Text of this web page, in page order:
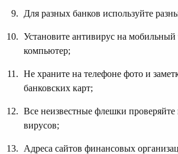
Для разных банков используйте
Установите антивирус на мобильный
компьютер;
Не храните на телефоне фото и
банковских карт;
Все неизвестные флешки проверяйте
вирусов;
Адреса сайтов финансовых